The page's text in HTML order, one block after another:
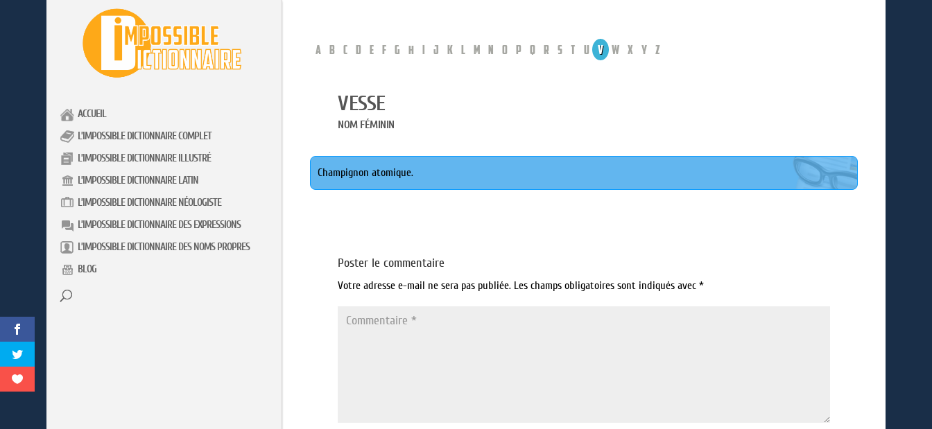
ACCUEIL
L’IMPOSSIBLE DICTIONNAIRE COMPLET
L’IMPOSSIBLE DICTIONNAIRE ILLUSTRÉ
L’IMPOSSIBLE DICTIONNAIRE LATIN
L’IMPOSSIBLE DICTIONNAIRE NÉOLOGISTE
L’IMPOSSIBLE DICTIONNAIRE DES EXPRESSIONS
L’IMPOSSIBLE DICTIONNAIRE DES NOMS PROPRES
BLOG
A B C D E F G H I J K L M N O P Q R S T U V W X Y Z
VESSE
NOM FÉMININ
Champignon atomique.
Poster le commentaire
Votre adresse e-mail ne sera pas publiée. Les champs obligatoires sont indiqués avec*